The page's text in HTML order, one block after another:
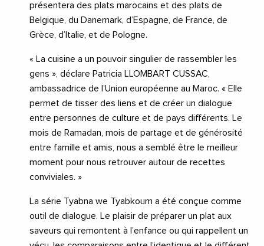
présentera des plats marocains et des plats de
Belgique, du Danemark, d’Espagne, de France, de
Grèce, d’Italie, et de Pologne.
« La cuisine a un pouvoir singulier de rassembler les
gens », déclare Patricia LLOMBART CUSSAC,
ambassadrice de l’Union européenne au Maroc. « Elle
permet de tisser des liens et de créer un dialogue
entre personnes de culture et de pays différents. Le
mois de Ramadan, mois de partage et de générosité
entre famille et amis, nous a semblé être le meilleur
moment pour nous retrouver autour de recettes
conviviales. »
La série Tyabna we Tyabkoum a été conçue comme
outil de dialogue. Le plaisir de préparer un plat aux
saveurs qui remontent à l’enfance ou qui rappellent un